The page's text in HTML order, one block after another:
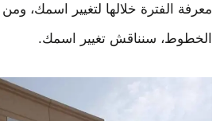
معرفة الفترة خلالها لتغيير اسمك،
الخطوط، سنناقش تغيير اسمك.